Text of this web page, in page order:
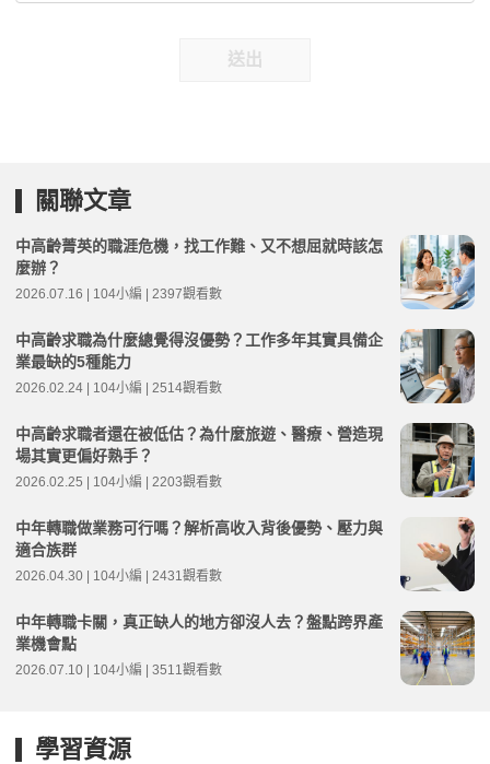
送出
關聯文章
中高齡菁英的職涯危機，找工作難、又不想屈就時該怎
麼辦？
2026.07.16 | 104小編 | 2397觀看數
中高齡求職為什麼總覺得沒優勢？工作多年其實具備企
業最缺的5種能力
2026.02.24 | 104小編 | 2514觀看數
中高齡求職者還在被低估？為什麼旅遊、醫療、營造現
場其實更偏好熟手？
2026.02.25 | 104小編 | 2203觀看數
中年轉職做業務可行嗎？解析高收入背後優勢、壓力與
適合族群
2026.04.30 | 104小編 | 2431觀看數
中年轉職卡關，真正缺人的地方卻沒人去？盤點跨界產
業機會點
2026.07.10 | 104小編 | 3511觀看數
學習資源